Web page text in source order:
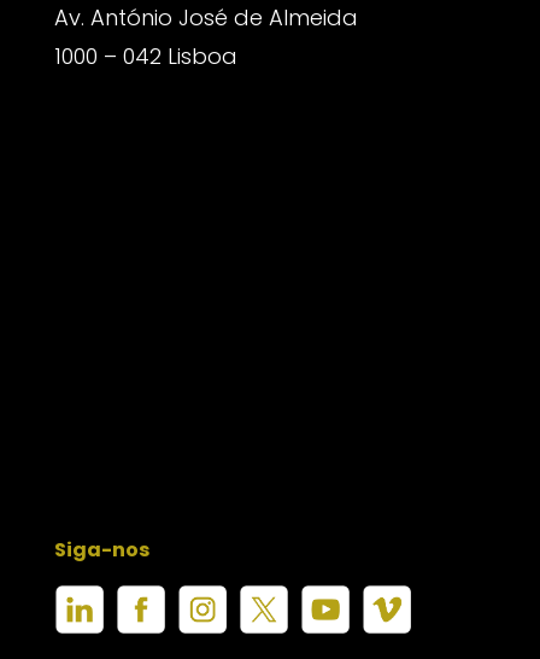
Av. António José de Almeida
1000 – 042 Lisboa
Siga-nos